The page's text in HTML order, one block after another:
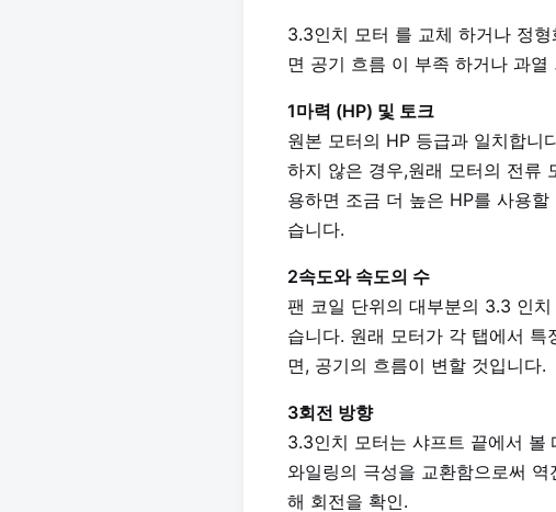
3.3인치 모터 를 교체 하거나 정
면 공기 흐름 이 부족 하거나 과
1마력 (HP) 및 토크
원본 모터의 HP 등급과 일치합니
하지 않은 경우,원래 모터의 전류
용하면 조금 더 높은 HP를 사용
습니다.
2속도와 속도의 수
팬 코일 단위의 대부분의 3.3 인
습니다. 원래 모터가 각 탭에서
면, 공기의 흐름이 변할 것입니다.
3회전 방향
3.3인치 모터는 샤프트 끝에서
와일링의 극성을 교환함으로써
해 회전을 확인.